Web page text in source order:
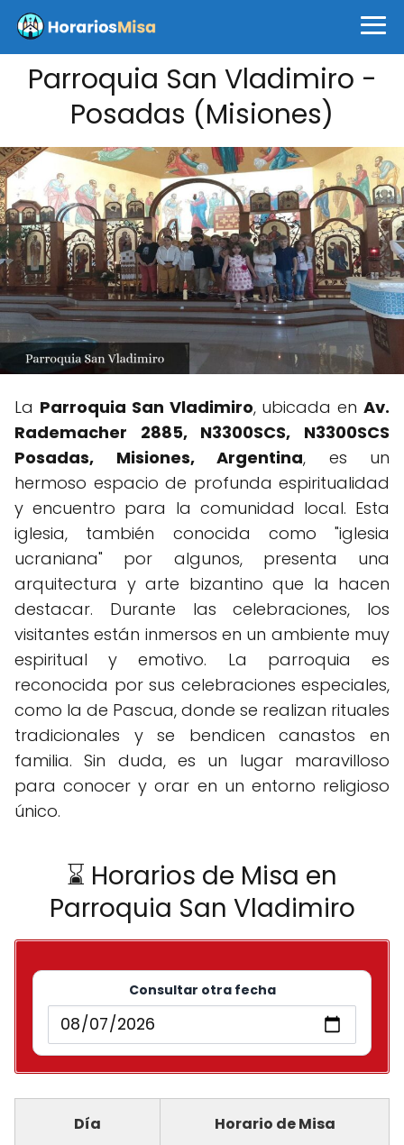
Parroquia San Vladimiro -
Posadas (Misiones)
La Parroquia San Vladimiro, ubicada enAv.
Rademacher 2885, N3300SCS, N3300SCS
Posadas, Misiones, Argentina, es un
hermoso espacio de profunda espiritualidad
y encuentro para la comunidad local. Esta
iglesia, también conocida como "iglesia
ucraniana" por algunos, presenta una
arquitectura y arte bizantino que la hacen
destacar. Durante las celebraciones, los
visitantes están inmersos en un ambiente muy
espiritual y emotivo. La parroquia es
reconocida por sus celebraciones especiales,
como la de Pascua, donde se realizan rituales
tradicionales y se bendicen canastos en
familia. Sin duda, es un lugar maravilloso
para conocer y orar en un entorno religioso
único.
⌛ Horarios de Misa en
Parroquia San Vladimiro
Consultar otra fecha
Día Horario de Misa